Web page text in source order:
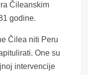
Čileanskim
godine.
Čilea niti Peru
One su
intervencije